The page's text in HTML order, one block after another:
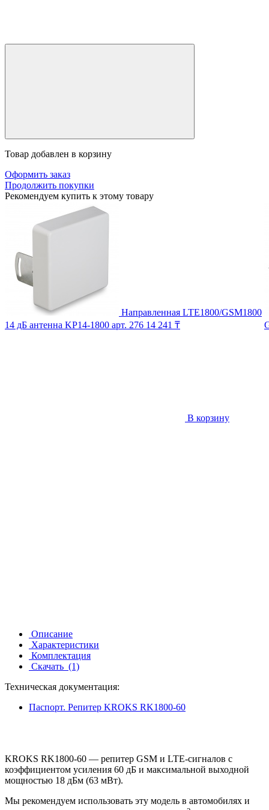
Товар добавлен в корзину
Оформить заказ
Продолжить покупки
Рекомендуем купить к этому товару
Направленная LTE1800/GSM1800
14 дБ антенна KP14-1800 арт. 276 14 241 ₸
В корзину
Описание
Характеристики
Комплектация
Скачать (1)
Техническая документация:
Паспорт. Репитер KROKS RK1800-60
KROKS RK1800-60 — репитер GSM и LTE-сигналов с
коэффициентом усиления 60 дБ и максимальной выходной
мощностью 18 дБм (63 мВт).
Мы рекомендуем использовать эту модель в автомобилях и